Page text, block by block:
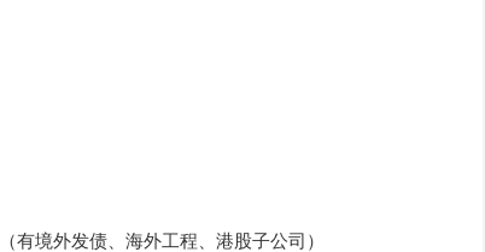
有境外发债、海外工程、港股子公司）